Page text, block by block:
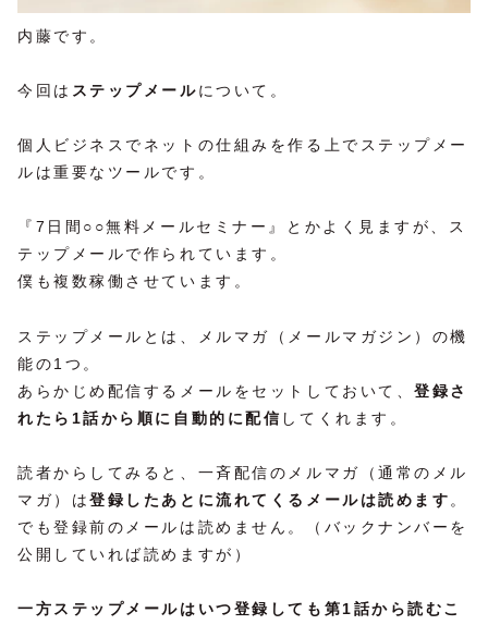
内藤です。
今回は ステップメールについて。
個人ビジネスでネットの仕組みを作る上でステップメー
ルは重要なツールです。
『7日間○○無料メールセミナー』とかよく見ますが、ス
テップメールで作られています。
僕も複数稼働させています。
ステップメールとは、メルマガ（メールマガジン）の機
能の1つ。
あらかじめ配信するメールをセットしておいて、登録さ
れたら1話から順に自動的に配信 してくれます。
読者からしてみると、一斉配信のメルマガ（通常のメル
マガ）は登録したあとに流れてくるメールは読めます 。
でも登録前のメールは読めません。（バックナンバーを
公開していれば読めますが）
一方ステップメールはいつ登録しても第1話から読むこ